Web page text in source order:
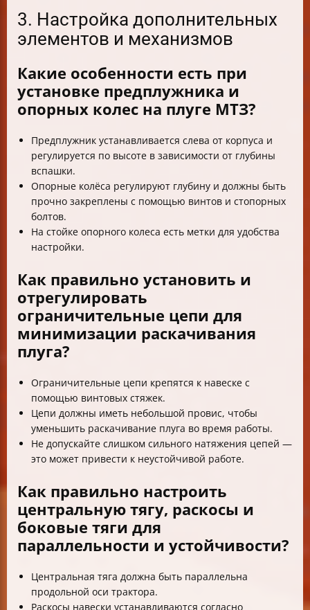
3. Настройка дополнительных
элементов и механизмов
Какие особенности есть при
установке предплужника и
опорных колес на плуге МТЗ?
Предплужник устанавливается слева от корпуса и
регулируется по высоте в зависимости от глубины
вспашки.
Опорные колёса регулируют глубину и должны быть
прочно закреплены с помощью винтов и стопорных
болтов.
На стойке опорного колеса есть метки для удобства
настройки.
Как правильно установить и
отрегулировать
ограничительные цепи для
минимизации раскачивания
плуга?
Ограничительные цепи крепятся к навеске с
помощью винтовых стяжек.
Цепи должны иметь небольшой провис, чтобы
уменьшить раскачивание плуга во время работы.
Не допускайте слишком сильного натяжения цепей —
это может привести к неустойчивой работе.
Как правильно настроить
центральную тягу, раскосы и
боковые тяги для
параллельности и устойчивости?
Центральная тяга должна быть параллельна
продольной оси трактора.
Раскосы навески устанавливаются согласно